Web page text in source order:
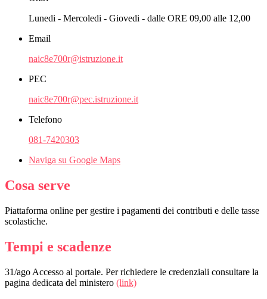
Lunedi - Mercoledi - Giovedi - dalle ORE 09,00 alle 12,00
Email
naic8e700r@istruzione.it
PEC
naic8e700r@pec.istruzione.it
Telefono
081-7420303
Naviga su Google Maps
Cosa serve
Piattaforma online per gestire i pagamenti dei contributi e delle tasse
scolastiche.
Tempi e scadenze
31/ago Accesso al portale. Per richiedere le credenziali consultare la
pagina dedicata del ministero (link)